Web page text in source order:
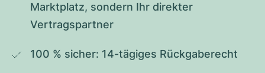
Marktplatz, sondern Ihr direkter
Vertragspartner
100 % sicher: 14-tägiges Rückgaberecht